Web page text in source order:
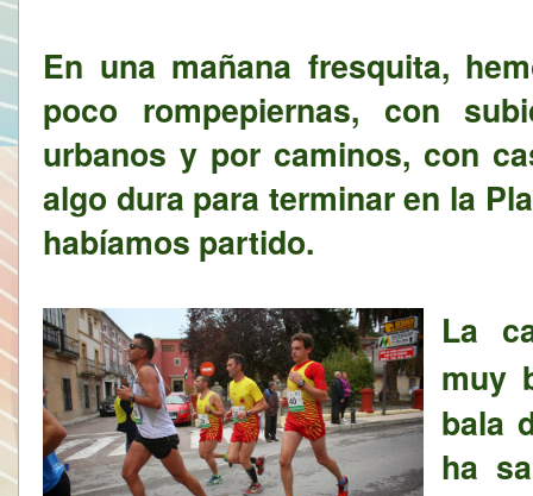
En una mañana fresquita,
poco rompepiernas, con
urbanos y por caminos, con
algo dura para terminar en la
habíamos partido.
La
muy
bala
ha